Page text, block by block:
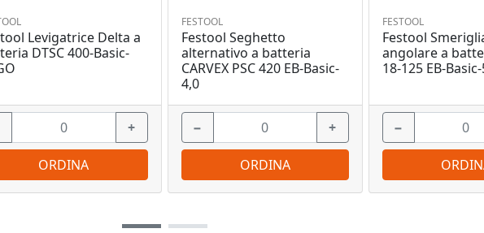
Levigatrice Delta a
DTSC 400-Basic-
+
ORDINA
FESTOOL
Festool Seghetto
alternativo a batteria
CARVEX PSC 420 EB-Basic-
4,0
− +
ORDINA
FESTOOL
Festool
angolare a
18-125 EB-
−